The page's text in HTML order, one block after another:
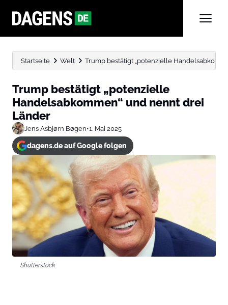
Startseite Welt Trump bestätigt „potenzielle
Trump bestätigt „potenzielle
Handelsabkommen“ und nennt drei
Länder
Jens Asbjørn Bøgen•1. Mai 2025
dagens.de auf Google folgen
Shutterstock